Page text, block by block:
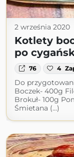
2 września 2020
Kotlety
po
76 4
Do
Boczek- 400g
Brokuł- 100g
Śmietana (...)